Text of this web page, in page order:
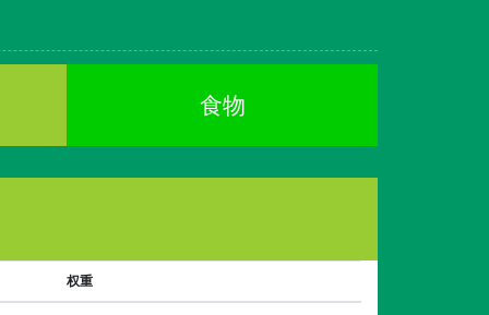
食物
权重